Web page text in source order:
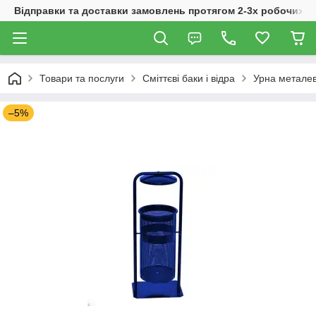
Відправки та доставки замовлень протягом 2-3х робочих
Товари та послуги Сміттєві баки і відра Урна
–5%